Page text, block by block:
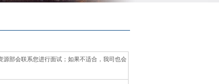
部会联系您进行面试；如果不适合，我司也会